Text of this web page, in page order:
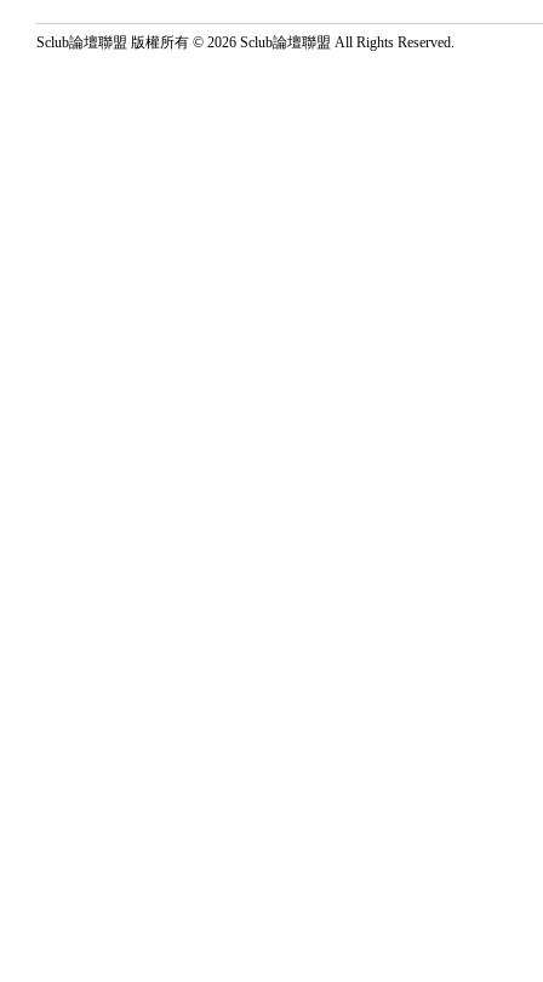
Sclub論壇聯盟 版權所有 © 2026 Sclub論壇聯盟 All Rights Reserved.